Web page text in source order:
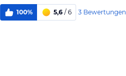
100% 5,6 / 6 3 Bewertungen